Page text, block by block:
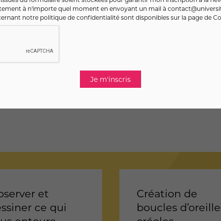
et
ce qui
Création de
boucles
à n'importe quel moment en envoyant un mail à
notre politique de confidentialité sont disponibles sur la page de